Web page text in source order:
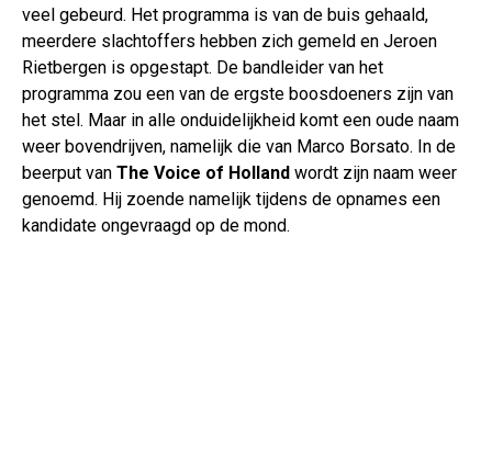
veel gebeurd. Het programma is van de buis gehaald,
meerdere slachtoffers hebben zich gemeld en Jeroen
Rietbergen is opgestapt. De bandleider van het
programma zou een van de ergste boosdoeners zijn van
het stel. Maar in alle onduidelijkheid komt een oude naam
weer bovendrijven, namelijk die van Marco Borsato. In de
beerput van The Voice of Holland wordt zijn naam weer
genoemd. Hij zoende namelijk tijdens de opnames een
kandidate ongevraagd op de mond.